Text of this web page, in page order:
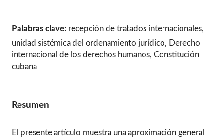
Palabras clave: recepción de tratados internacionales,
unidad sistémica del ordenamiento jurídico, Derecho
internacional de los derechos humanos, Constitución
cubana
Resumen
El presente artículo muestra una aproximación general